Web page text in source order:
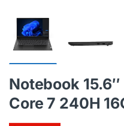
Notebook
Core 7 240H